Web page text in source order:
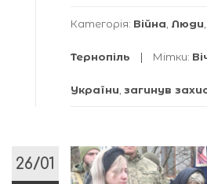
Категорія: Війна, Люди,
Тернопіль Мітки:
України, загинув
26/01